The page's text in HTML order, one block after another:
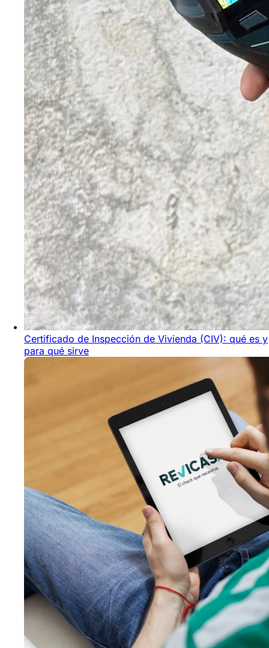
Certificado de Inspección de Vivienda (CIV): qué es y
para qué sirve